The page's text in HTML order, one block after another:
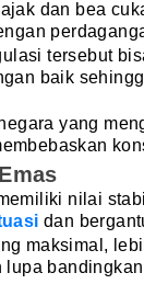
dan bea
tersebut
baik
yang
nilai
dan
maksimal,